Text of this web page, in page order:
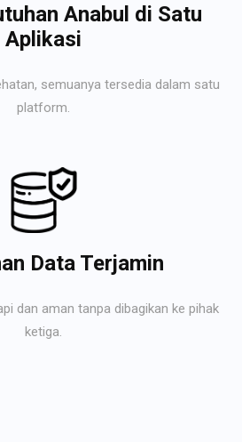
Anabul di Satu
Aplikasi
semuanya tersedia dalam satu
platform.
Data Terjamin
dan aman tanpa dibagikan ke pihak
ketiga.